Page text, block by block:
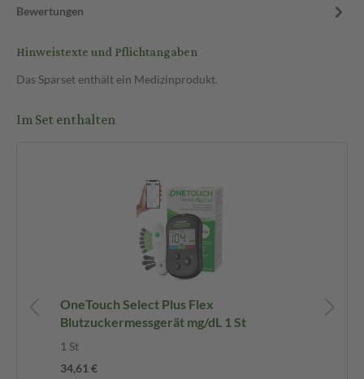
Bewertungen
Hinweistexte und Pflichtangaben
Das Sparset enthält ein Medizinprodukt.
Im Set enthalten
OneTouch Select Plus Flex
Blutzuckermessgerät mg/dL 1 St
1 St
34,61 €